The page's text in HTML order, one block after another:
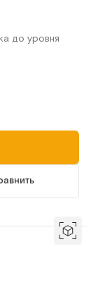
до уровня